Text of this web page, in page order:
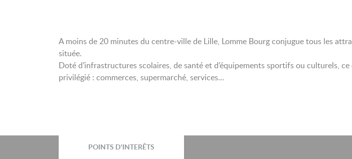
A moins de 20 minutes du centre-ville de Lille, Lomme Bourg conjugue tous les
située.
Doté d’infrastructures scolaires, de santé et d’équipements sportifs ou culturels,
privilégié : commerces, supermarché, services...
POINTS D'INTERÊTS